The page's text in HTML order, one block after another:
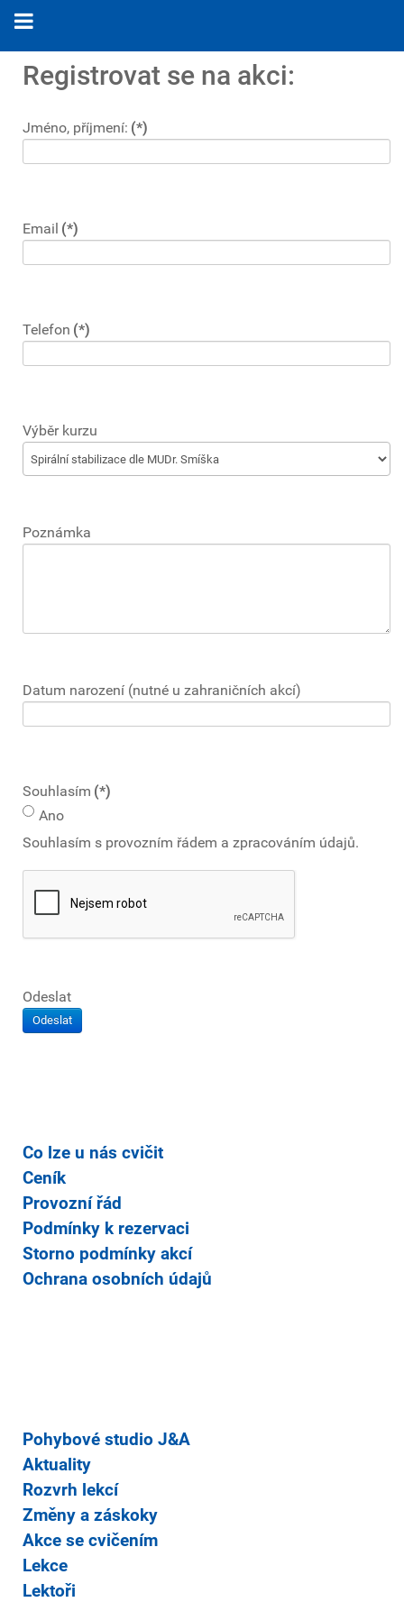
Registrovat se na akci:
Jméno, příjmení: (*)
Email (*)
Telefon (*)
Výběr kurzu
Poznámka
Datum narození (nutné u zahraničních akcí)
Souhlasím (*)
Ano
Souhlasím s provozním řádem a zpracováním údajů.
Odeslat
Odeslat
Co lze u nás cvičit
Ceník
Provozní řád
Podmínky k rezervaci
Storno podmínky akcí
Ochrana osobních údajů
Pohybové studio J&A
Aktuality
Rozvrh lekcí
Změny a záskoky
Akce se cvičením
Lekce
Lektoři